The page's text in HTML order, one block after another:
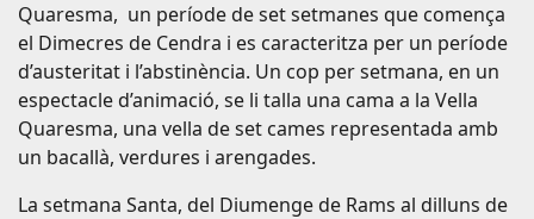
Quaresma, un període de set setmanes que comença
el Dimecres de Cendra i es caracteritza per un període
d’austeritat i l’abstinència. Un cop per setmana, en un
espectacle d’animació, se li talla una cama a la Vella
Quaresma, una vella de set cames representada amb
un bacallà, verdures i arengades.
La setmana Santa, del Diumenge de Rams al dilluns de